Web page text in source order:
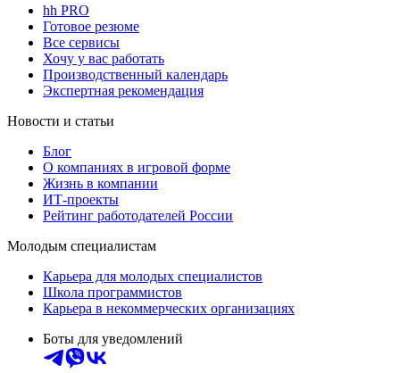
hh PRO
Готовое резюме
Все сервисы
Хочу у вас работать
Производственный календарь
Экспертная рекомендация
Новости и статьи
Блог
О компаниях в игровой форме
Жизнь в компании
ИТ-проекты
Рейтинг работодателей России
Молодым специалистам
Карьера для молодых специалистов
Школа программистов
Карьера в некоммерческих организациях
Боты для уведомлений